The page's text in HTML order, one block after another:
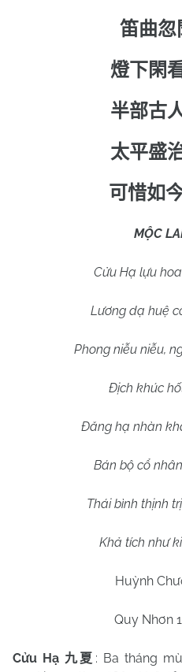
笛曲忽
燈下閑
半部古
太平盛
可惜如
MỘC
Cửu Hạ lựu
Lương dạ huệ
Phong niễu niễu,
Địch khúc
Đăng hạ nhàn
Bán bộ cổ
Thái bình thịnh
Khả tích như
Huỳnh
Quy Nhơn
Cửu Hạ 九夏 : Ba tháng